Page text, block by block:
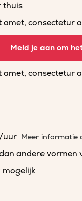
thuis
consectetur
consectetur
consectetur
consectetur
Meld je aan om
uur Meer informatie
andere vormen
mogelijk